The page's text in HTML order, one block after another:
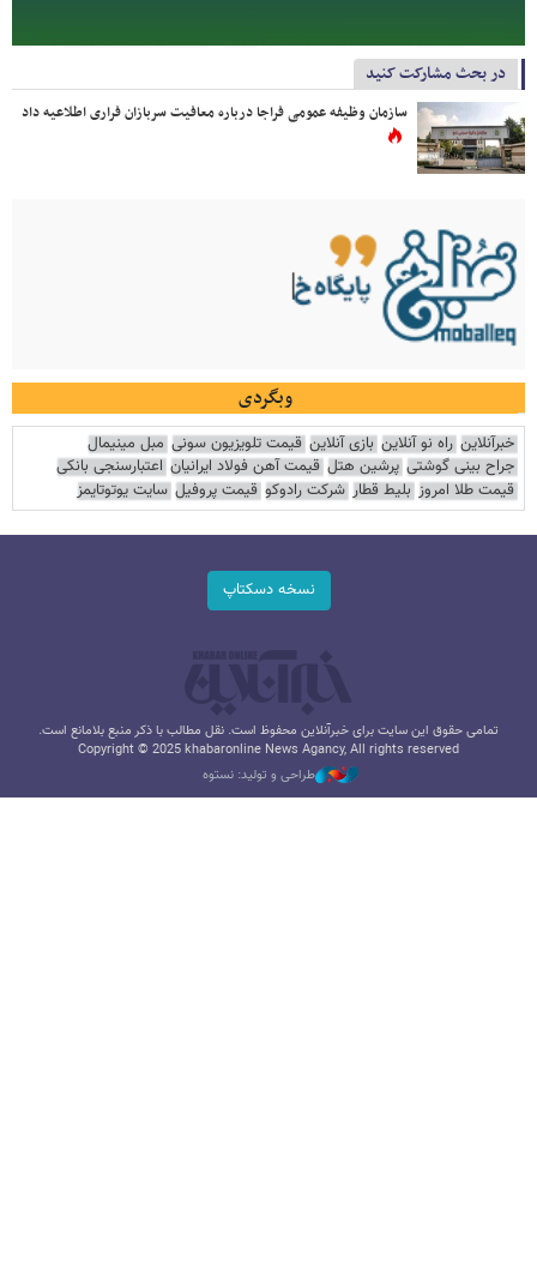
در بحث مشارکت کنید
سازمان وظیفه عمومی فراجا درباره معافیت سربازان فراری اطلاعیه داد
وبگردی
خبرآنلاین راه نو آنلاین بازی آنلاین قیمت تلویزیون سونی مبل مینیمال
جراح بینی گوشتی پرشین هتل قیمت آهن فولاد ایرانیان اعتبارسنجی بانکی
قیمت طلا امروز بلیط قطار شرکت رادوکو قیمت پروفیل سایت یوتوتایمز
نسخه دسکتاپ
تمامی حقوق این سایت برای خبرآنلاین محفوظ است. نقل مطالب با ذکر منبع بلامانع است.
Copyright © 2025 khabaronline News Agancy, All rights reserved
طراحی و تولید: نستوه